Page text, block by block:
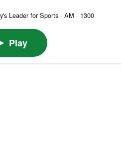
Leader for Sports · AM · 1300
Play